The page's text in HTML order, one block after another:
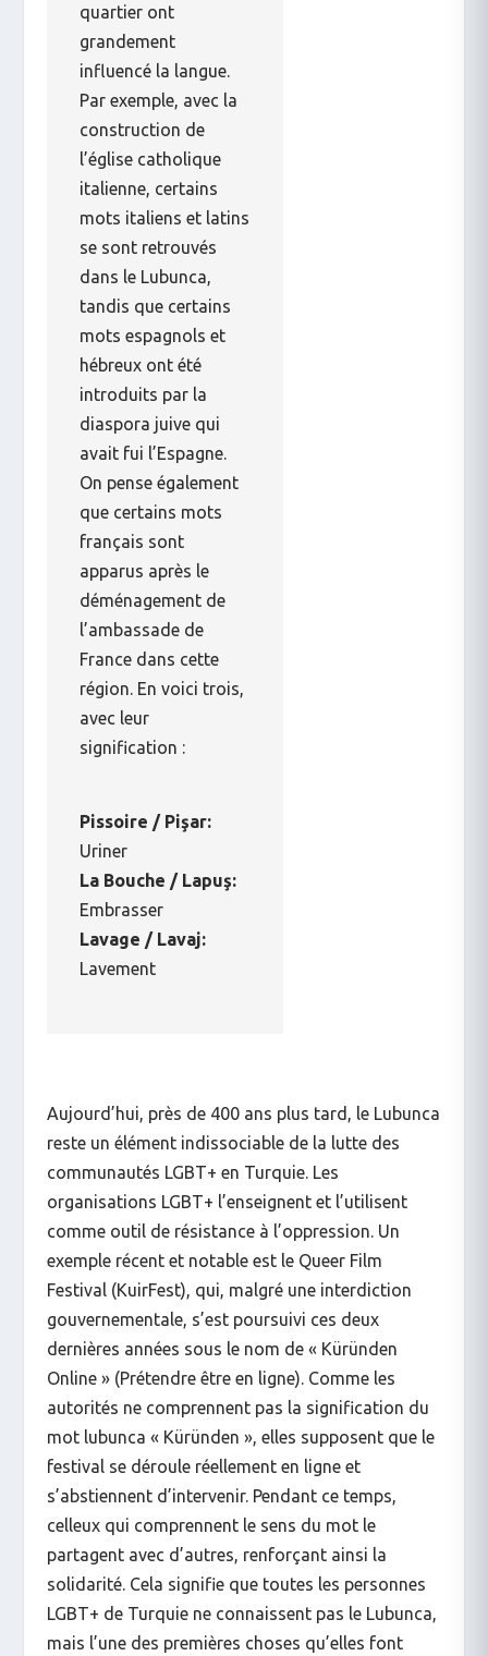
quartier ont
grandement
influencé la langue.
Par exemple, avec la
construction de
l’église catholique
italienne, certains
mots italiens et latins
se sont retrouvés
dans le Lubunca,
tandis que certains
mots espagnols et
hébreux ont été
introduits par la
diaspora juive qui
avait fui l’Espagne.
On pense également
que certains mots
français sont
apparus après le
déménagement de
l’ambassade de
France dans cette
région. En voici trois,
avec leur
signification :
Pissoire / Pişar:
Uriner
La Bouche / Lapuş:
Embrasser
Lavage / Lavaj:
Lavement
Aujourd’hui, près de 400 ans plus tard, le Lubunca
reste un élément indissociable de la lutte des
communautés LGBT+ en Turquie. Les
organisations LGBT+ l’enseignent et l’utilisent
comme outil de résistance à l’oppression. Un
exemple récent et notable est le Queer Film
Festival (KuirFest), qui, malgré une interdiction
gouvernementale, s’est poursuivi ces deux
dernières années sous le nom de « Küründen
Online » (Prétendre être en ligne). Comme les
autorités ne comprennent pas la signification du
mot lubunca « Küründen », elles supposent que le
festival se déroule réellement en ligne et
s’abstiennent d’intervenir. Pendant ce temps,
celleux qui comprennent le sens du mot le
partagent avec d’autres, renforçant ainsi la
solidarité. Cela signifie que toutes les personnes
LGBT+ de Turquie ne connaissent pas le Lubunca,
mais l’une des premières choses qu’elles font